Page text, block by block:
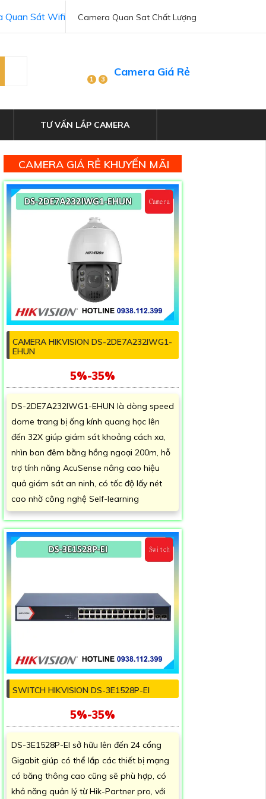
Camera Quan Sat Chất Lượng
Quan Sát Wifi
1 3
Camera Giá Rẻ
TƯ VẤN LẮP CAMERA
CAMERA GIÁ RẺ KHUYẾN MÃI
CAMERA HIKVISION DS-2DE7A232IWG1-
EHUN
5%-35%
DS-2DE7A232IWG1-EHUN là dòng speed
dome trang bị ống kính quang học lên
đến 32X giúp giám sát khoảng cách xa,
nhìn ban đêm bằng hồng ngoại 200m, hỗ
trợ tính năng AcuSense nâng cao hiệu
quả giám sát an ninh, có tốc độ lấy nét
cao nhờ công nghệ Self-learning
SWITCH HIKVISION DS-3E1528P-EI
5%-35%
DS-3E1528P-EI sở hữu lên đến 24 cổng
Gigabit giúp có thể lắp các thiết bị mạng
có băng thông cao cũng sẽ phù hợp, có
khả năng quản lý từ Hik-Partner pro, với